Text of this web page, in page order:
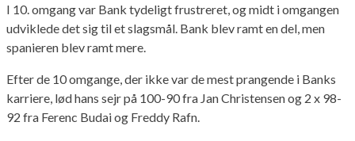
I 10. omgang var Bank tydeligt frustreret, og midt i omgangen
udviklede det sig til et slagsmål. Bank blev ramt en del, men
spanieren blev ramt mere.
Efter de 10 omgange, der ikke var de mest prangende i Banks
karriere, lød hans sejr på 100-90 fra Jan Christensen og 2 x 98-
92 fra Ferenc Budai og Freddy Rafn.